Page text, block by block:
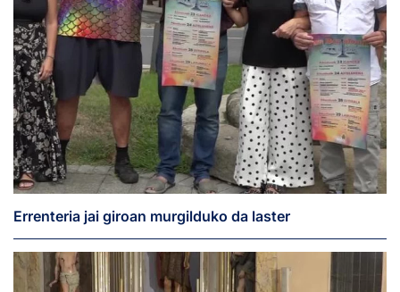
Errenteria jai giroan murgilduko da laster